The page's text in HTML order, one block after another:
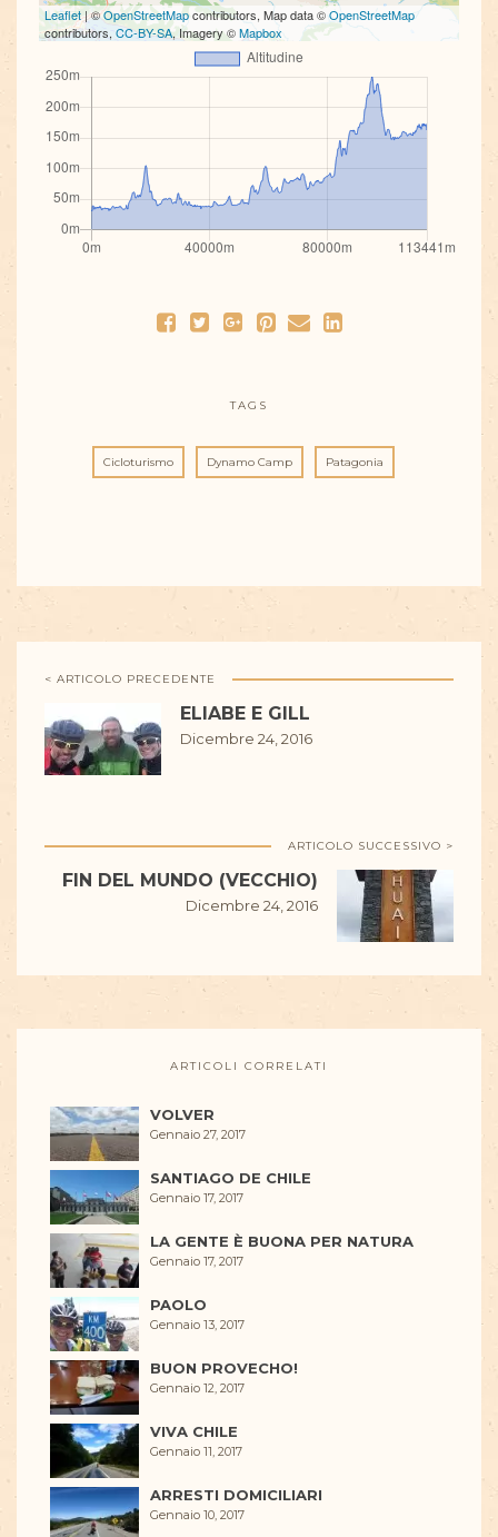
Leaflet| ©OpenStreetMapcontributors, Map data ©OpenStreetMap
contributors, CC-BY-SA, Imagery ©Mapbox
TAGS
Cicloturismo Dynamo Camp Patagonia
< ARTICOLO PRECEDENTE
ELIABE E GILL
Dicembre 24, 2016
ARTICOLO SUCCESSIVO >
FIN DEL MUNDO (VECCHIO)
Dicembre 24, 2016
ARTICOLI CORRELATI
VOLVER
Gennaio 27, 2017
SANTIAGO DE CHILE
Gennaio 17, 2017
LA GENTE È BUONA PER NATURA
Gennaio 17, 2017
PAOLO
Gennaio 13, 2017
BUON PROVECHO!
Gennaio 12, 2017
VIVA CHILE
Gennaio 11, 2017
ARRESTI DOMICILIARI
Gennaio 10, 2017